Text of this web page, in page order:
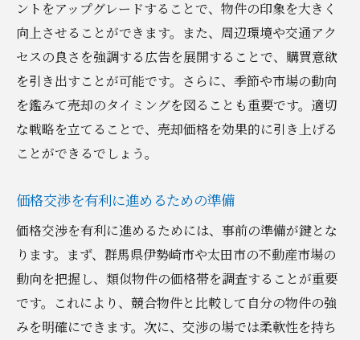
ントをアップグレードすることで、物件の印象を大きく
向上させることができます。また、周辺環境や交通アク
セスの良さを強調する広告を展開することで、購買意欲
を引き出すことが可能です。さらに、季節や市場の動向
を鑑みて売却のタイミングを図ることも重要です。適切
な戦略を立てることで、売却価格を効果的に引き上げる
ことができるでしょう。
価格交渉を有利に進めるための準備
価格交渉を有利に進めるためには、事前の準備が鍵とな
ります。まず、群馬県伊勢崎市や太田市の不動産市場の
動向を把握し、類似物件の価格帯を調査することが重要
です。これにより、競合物件と比較して自分の物件の強
みを明確にできます。次に、交渉の場では柔軟性を持ち